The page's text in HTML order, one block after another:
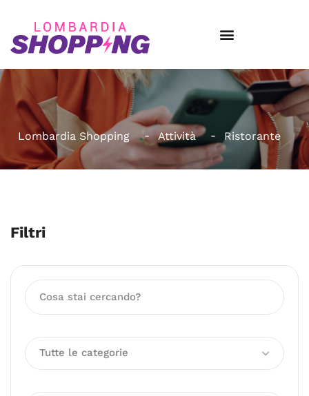
Lombardia Shopping Attività Ristorante
Filtri
Tutte le categorie